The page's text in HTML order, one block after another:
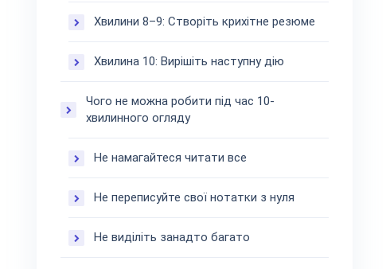
Хвилини 8–9: Створіть крихітне резюме
Хвилина 10: Вирішіть наступну дію
Чого не можна робити під час 10-
хвилинного огляду
Не намагайтеся читати все
Не переписуйте свої нотатки з нуля
Не виділіть занадто багато